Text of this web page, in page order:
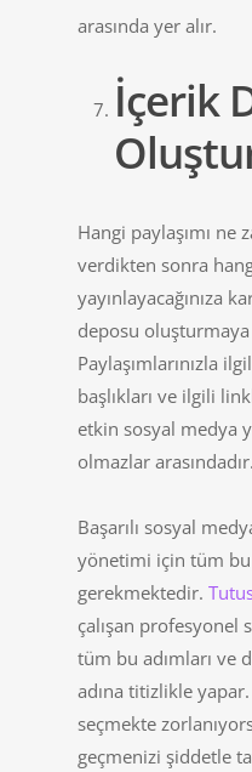
arasında yer alır.
İçerik
Hangi paylaşımı ne
verdikten sonra
yayınlayacağınıza
deposu
Paylaşımlarınızla
başlıkları ve ilgili
etkin sosyal medya
olmazlar arasındadır.
Başarılı sosyal
yönetimi için tüm bu
gerekmektedir.
çalışan profesyonel
tüm bu adımları ve
adına titizlikle yapar.
seçmekte
geçmenizi şiddetle